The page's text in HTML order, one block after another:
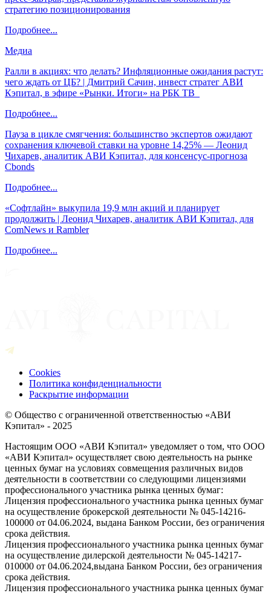
стратегию позиционирования
Подробнее...
Медиа
Ралли в акциях: что делать? Инфляционные ожидания растут:
чего ждать от ЦБ? | Дмитрий Сачин, инвест стратег АВИ
Кэпитал, в эфире «Рынки. Итоги» на РБК ТВ
Подробнее...
Пауза в цикле смягчения: большинство экспертов ожидают
сохранения ключевой ставки на уровне 14,25% — Леонид
Чихарев, аналитик АВИ Кэпитал, для консенсус-прогноза
Cbonds
Подробнее...
«Софтлайн» выкупила 19,9 млн акций и планирует
продолжить | Леонид Чихарев, аналитик АВИ Кэпитал, для
ComNews и Rambler
Подробнее...
Cookies
Политика конфиденциальности
Раскрытие информации
© Общество с ограниченной ответственностью «АВИ
Кэпитал» - 2025
Настоящим ООО «АВИ Кэпитал» уведомляет о том, что ООО
«АВИ Кэпитал» осуществляет свою деятельность на рынке
ценных бумаг на условиях совмещения различных видов
деятельности в соответствии со следующими лицензиями
профессионального участника рынка ценных бумаг:
Лицензия профессионального участника рынка ценных бумаг
на осуществление брокерской деятельности № 045-14216-
100000 от 04.06.2024, выдана Банком России, без ограничения
срока действия.
Лицензия профессионального участника рынка ценных бумаг
на осуществление дилерской деятельности № 045-14217-
010000 от 04.06.2024,выдана Банком России, без ограничения
срока действия.
Лицензия профессионального участника рынка ценных бумаг